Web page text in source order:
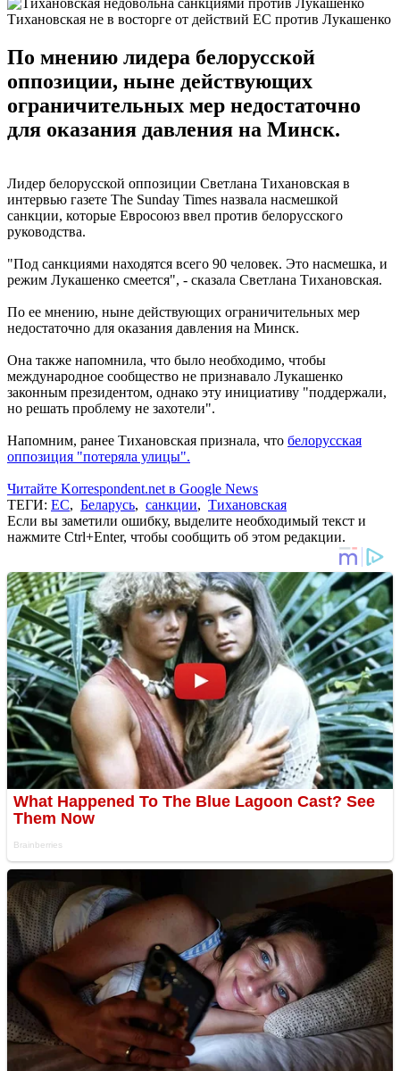
Тихановская не в восторге от действий ЕС против Лукашенко
По мнению лидера белорусской
оппозиции, ныне действующих
ограничительных мер недостаточно
для оказания давления на Минск.
Лидер белорусской оппозиции Светлана Тихановская в
интервью газете The Sunday Times назвала насмешкой
санкции, которые Евросоюз ввел против белорусского
руководства.
"Под санкциями находятся всего 90 человек. Это насмешка, и
режим Лукашенко смеется", - сказала Светлана Тихановская.
По ее мнению, ныне действующих ограничительных мер
недостаточно для оказания давления на Минск.
Она также напомнила, что было необходимо, чтобы
международное сообщество не признавало Лукашенко
законным президентом, однако эту инициативу "поддержали,
но решать проблему не захотели".
Напомним, ранее Тихановская признала, что белорусская
оппозиция "потеряла улицы".
Читайте Korrespondent.net в Google News
ТЕГИ: ЕС, Беларусь, санкции, Тихановская
Если вы заметили ошибку, выделите необходимый текст и
нажмите Ctrl+Enter, чтобы сообщить об этом редакции.